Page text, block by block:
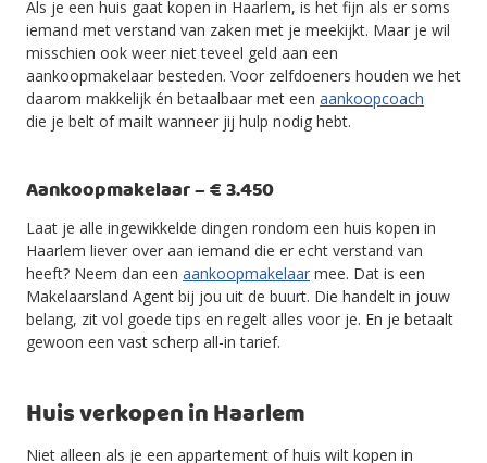
Als je een huis gaat kopen in Haarlem, is het fijn als er soms
iemand met verstand van zaken met je meekijkt. Maar je wil
misschien ook weer niet teveel geld aan een
aankoopmakelaar besteden. Voor zelfdoeners houden we het
daarom makkelijk én betaalbaar met een aankoopcoach
die je belt of mailt wanneer jij hulp nodig hebt.
Aankoopmakelaar – € 3.450
Laat je alle ingewikkelde dingen rondom een huis kopen in
Haarlem liever over aan iemand die er echt verstand van
heeft? Neem dan een aankoopmakelaar mee. Dat is een
Makelaarsland Agent bij jou uit de buurt. Die handelt in jouw
belang, zit vol goede tips en regelt alles voor je. En je betaalt
gewoon een vast scherp all-in tarief.
Huis verkopen in Haarlem
Niet alleen als je een appartement of huis wilt kopen in